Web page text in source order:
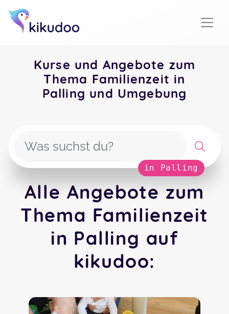
Kurse und Angebote zum
Thema Familienzeit in
Palling und Umgebung
in Palling
Alle Angebote zum
Thema Familienzeit
in Palling auf
kikudoo: